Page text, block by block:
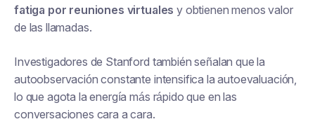
fatiga por reuniones virtuales y obtienen menos valor
de las llamadas.
Investigadores de Stanford también señalan que la
autoobservación constante intensifica la autoevaluación,
lo que agota la energía más rápido que en las
conversaciones cara a cara.